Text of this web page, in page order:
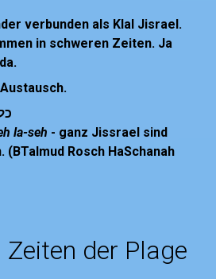
verbunden als Klal Jisrael.
in schweren Zeiten. Ja
la-seh - ganz Jissrael sind
(BTalmud Rosch HaSchanah
Zeiten der Plage